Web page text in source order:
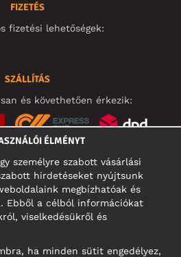
FIZETÉS
fizetési lehetőségek:
SZÁLLÍTÁS
és követhetően érkezik:
MÉDIA
Europe OÜ
ÉLMÉNYT
személyre szabott vásárlási
hirdetéseket nyújtsunk
megbízhatóak és
Ebből a célból információkat
viselkedésükről és
ha minden sütit engedélyez,